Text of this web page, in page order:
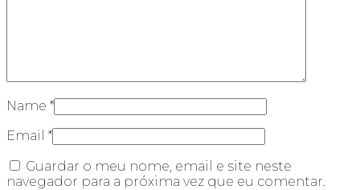
Name *
Email *
Guardar o meu nome, email e site neste
navegador para a próxima vez que eu comentar.